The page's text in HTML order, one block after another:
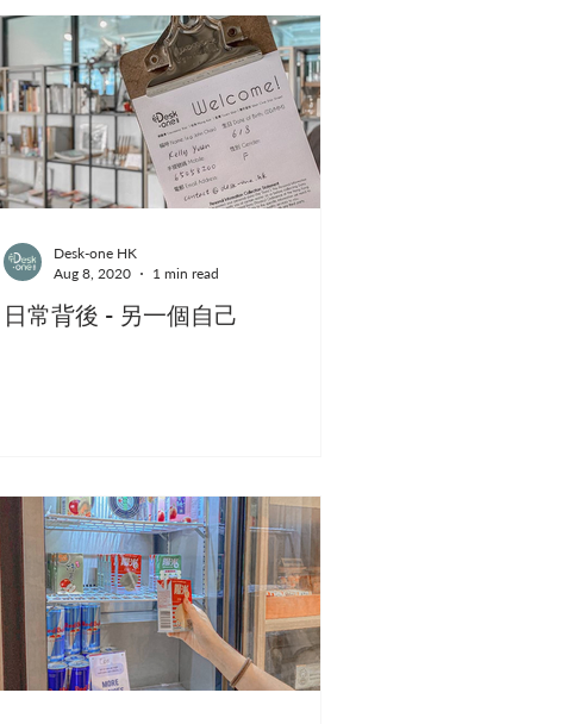
日常背後 - 另一個自己
Desk-one HK
Aug 8, 2020
1 min read